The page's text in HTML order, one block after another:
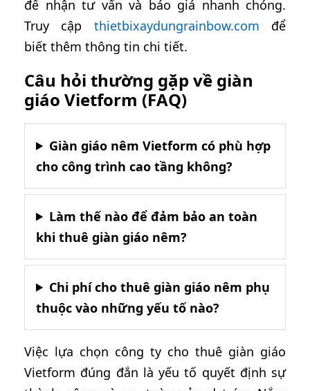
để nhận tư vấn và báo giá nhanh chóng.
Truy cập thietbixaydungrainbow.com để
biết thêm thông tin chi tiết.
Câu hỏi thường gặp về giàn
giáo Vietform (FAQ)
Giàn giáo nêm Vietform có phù hợp
cho công trình cao tầng không?
Làm thế nào để đảm bảo an toàn
khi thuê giàn giáo nêm?
Chi phí cho thuê giàn giáo nêm phụ
thuộc vào những yếu tố nào?
Việc lựa chọn công ty cho thuê giàn giáo
Vietform đúng đắn là yếu tố quyết định sự